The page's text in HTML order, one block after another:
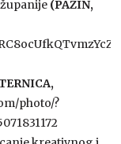
(PAZIN,
photo/?